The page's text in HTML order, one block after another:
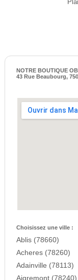
NOTRE BOUTIQUE
43 Rue Beaubourg,
Choisissez une ville :
Ablis (78660)
Acheres (78260)
Adainville (78113)
Aigremont (78240)